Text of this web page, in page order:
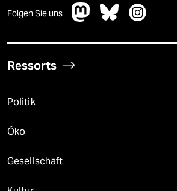
Folgen Sie uns
Ressorts
Politik
Öko
Gesellschaft